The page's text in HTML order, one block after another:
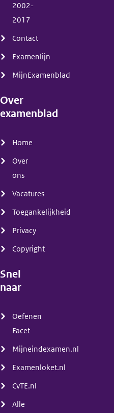
2002-
2017
Contact
Examenlijn
MijnExamenblad
Over
examenblad
Home
Over
ons
Vacatures
Toegankelijkheid
Privacy
Copyright
Snel
naar
Oefenen
Facet
Mijneindexamen.nl
Examenloket.nl
CvTE.nl
Alle